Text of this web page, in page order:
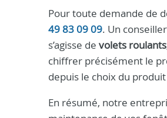
Pour toute demande de
49 83 09 09. Un
s’agisse de volets roulants
chiffrer précisément le
depuis le choix du
En résumé, notre